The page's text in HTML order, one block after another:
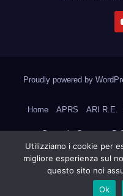
Proudly powered by
Home APRS ARI R.E.
Contatti Contest D-
Frequenze di Sezione Il
Privacy
Utilizziamo i cookie per
migliore esperienza sul
questo sito noi
Ok